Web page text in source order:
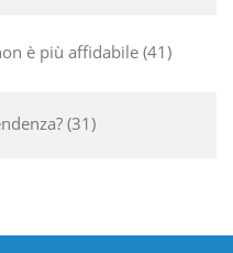
è più affidabile 41
31